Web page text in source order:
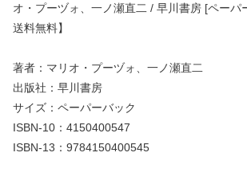
オ・プーヅォ、一ノ瀬直二 / 早川書房 [ペーパ
送料無料】
著者：マリオ・プーヅォ、一ノ瀬直二
出版社：早川書房
サイズ：ペーパーバック
ISBN-10：4150400547
ISBN-13：9784150400545